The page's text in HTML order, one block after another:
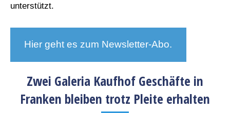
unterstützt.
Hier geht es zum Newsletter-Abo.
Zwei Galeria Kaufhof Geschäfte in
Franken bleiben trotz Pleite erhalten